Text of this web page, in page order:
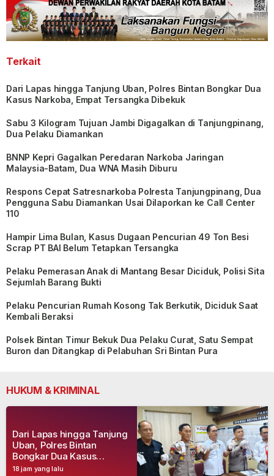
Terkait
Dari Lapas hingga Tanjung Uban, Polres Bintan Bongkar Dua
Kasus Narkoba, Empat Tersangka Dibekuk
Sabu 3 Kilogram Tujuan Jambi Digagalkan di Tanjungpinang,
Dua Pelaku Diamankan
BNNP Kepri Gagalkan Peredaran Narkoba Jaringan
Malaysia-Batam, Dua WNA Masih Diburu
Respons Cepat Satresnarkoba Polresta Tanjungpinang, Dua
Pengguna Sabu Diamankan Usai Dilaporkan ke Call Center
110
Hampir Lima Bulan, Kasus Dugaan Pencurian 49 Ton Besi
Scrap PT BAI Belum Tetapkan Tersangka
Pelaku Pemerasan Anak di Mantang Besar Diciduk, Polisi Sita
Sejumlah Barang Bukti
Pelaku Pencurian Rumah Kosong Tak Berkutik, Diciduk Saat
Kembali Beraksi
Polsek Bintan Timur Bekuk Dua Pelaku Curat, Satu Sempat
Buron dan Ditangkap di Pelabuhan Sri Bintan Pura
HUKUM & KRIMINAL
18 jam yang lalu
Dari Lapas hingga Tanjung
Uban, Polres Bintan
Bongkar Dua Kasus
Narkoba, Empat Tersangka